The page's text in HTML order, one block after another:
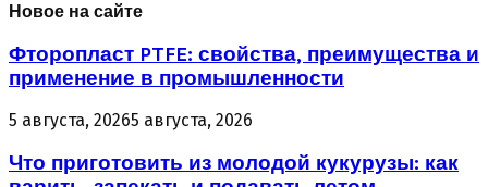
Новое на сайте
Фторопласт PTFE: свойства, преимущества и
применение в промышленности
5 августа, 20265 августа, 2026
Что приготовить из молодой кукурузы: как